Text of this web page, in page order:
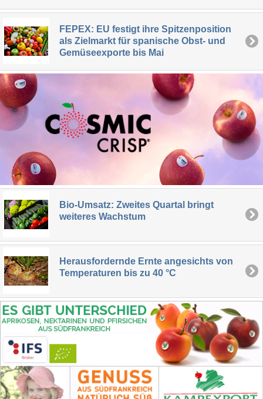
FEPEX: EU festigt ihre Spitzenposition
als Zielmarkt für spanische Obst- und
Gemüseexporte bis Mai
Bio-Umsatz: Zweites Quartal bringt
weiteres Wachstum
Herausfordernde Ernte angesichts von
Temperaturen bis zu 40 °C